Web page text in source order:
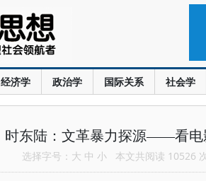
经济学 政治学 国际关系 社会学
时东陆：文革暴力探源——看电
选择字号： 大 中 小 本文共阅读 10526